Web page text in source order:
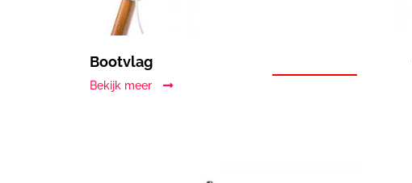
Bootvlag
Bekijk meer